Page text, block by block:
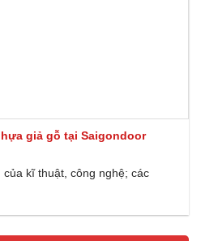
giả gỗ tại Saigondoor
kĩ thuật, công nghệ; các